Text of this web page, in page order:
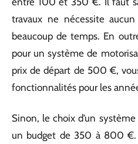
travaux ne nécessite
beaucoup de temps. En
pour un système de
prix de départ de 500 €,
fonctionnalités pour les
Sinon, le choix d’un
un budget de 350 à 800